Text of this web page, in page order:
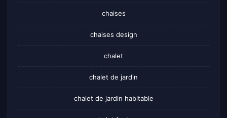
chaises
chaises design
chalet
chalet de jardin
chalet de jardin habitable